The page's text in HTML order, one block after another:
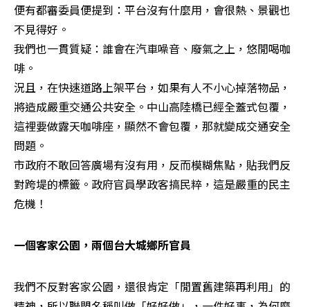
便有都審委員便提到：平台沒有什麼用，會很熱、景觀也
不見得好。
我們也一貫質疑：誰會在汽車噪音、廢氣之上，悠閒喝咖
啡。
況且，在快速道路上架平台，如果有人不小心掉落物品，
將造成嚴重交通公共安全。中山高陸橋已經全蓋式包覆，
這裡要做露天咖啡座，顯然不會包覆，那就變成交通安全
問題。
市政府不敢回答廣場有沒有用，反而模糊焦點，貼我們反
對跨堤的標籤。政府官員學政客搞民粹，這是嚴重的民主
危機！
一個客家公園，兩個台大城鄉所官員
我們不反對客家公園，還很肯定「閒置舊建築再利用」的